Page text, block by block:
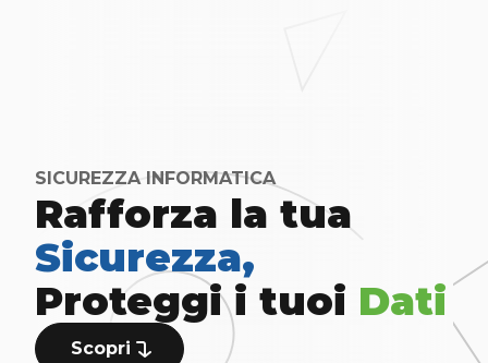
SICUREZZA INFORMATICA
Rafforza la tua
Sicurezza,
Proteggi i tuoi Dati
Scopri